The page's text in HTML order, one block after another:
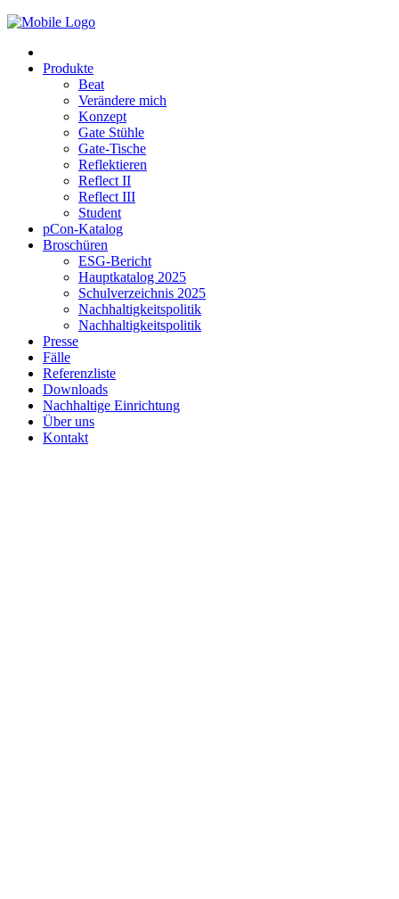
Produkte
Beat
Verändere mich
Konzept
Gate Stühle
Gate-Tische
Reflektieren
Reflect II
Reflect III
Student
pCon-Katalog
Broschüren
ESG-Bericht
Hauptkatalog 2025
Schulverzeichnis 2025
Nachhaltigkeitspolitik
Nachhaltigkeitspolitik
Presse
Fälle
Referenzliste
Downloads
Nachhaltige Einrichtung
Über uns
Kontakt